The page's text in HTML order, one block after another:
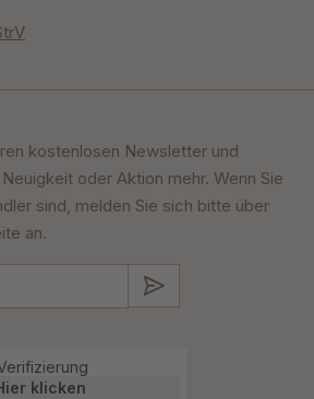
kostenlosen Newsletter und
oder Aktion mehr. Wenn Sie
sind, melden Sie sich bitte über
an.
klicken